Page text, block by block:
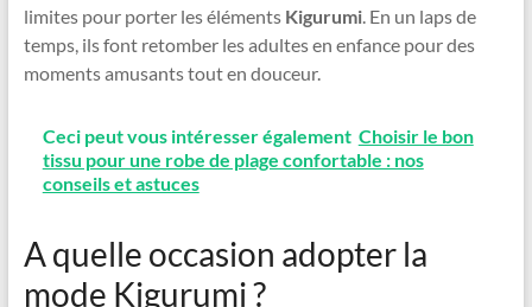
limites pour porter les éléments Kigurumi. En un laps de
temps, ils font retomber les adultes en enfance pour des
moments amusants tout en douceur.
Ceci peut vous intéresser également Choisir le bon
tissu pour une robe de plage confortable : nos
conseils et astuces
A quelle occasion adopter la
mode Kigurumi ?